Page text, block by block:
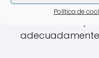
Política de
cotizado lo